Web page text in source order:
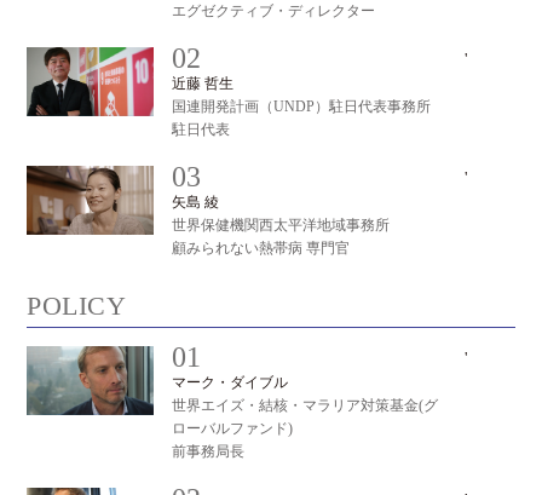
エグゼクティブ・ディレクター
02
近藤 哲生
国連開発計画（UNDP）駐日代表事務所
駐日代表
'
03
矢島 綾
世界保健機関西太平洋地域事務所
顧みられない熱帯病 専門官
'
POLICY
01
マーク・ダイブル
世界エイズ・結核・マラリア対策基金(グ
ローバルファンド)
前事務局長
'